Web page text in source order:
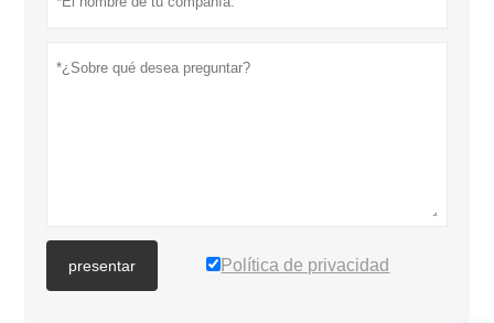
presentar Política de privacidad